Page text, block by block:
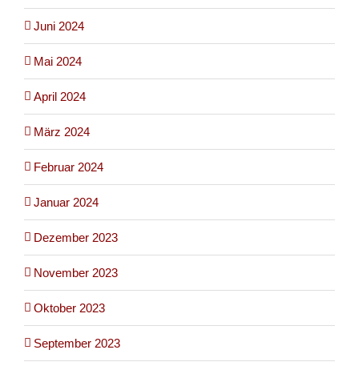
Juni 2024
Mai 2024
April 2024
März 2024
Februar 2024
Januar 2024
Dezember 2023
November 2023
Oktober 2023
September 2023